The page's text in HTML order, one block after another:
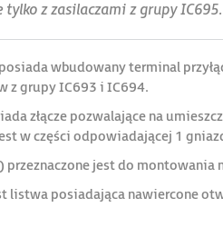
tylko z zasilaczami z grupy IC695.
wbudowany terminal
z grupy IC693 i IC694.
złącze pozwalające na
w części odpowiadającej 1
jest do montowania
listwa posiadająca nawiercone